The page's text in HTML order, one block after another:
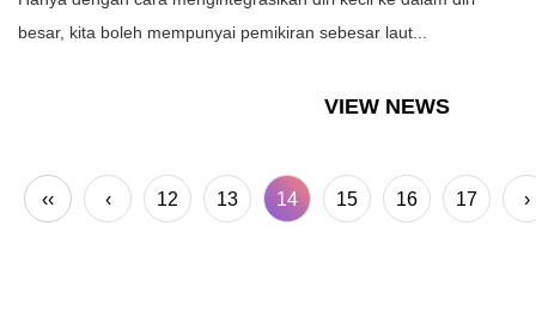
besar, kita boleh mempunyai pemikiran sebesar laut...
VIEW NEWS
‹‹ ‹ 12 13 14 15 16 17 ›